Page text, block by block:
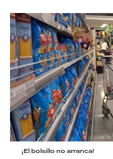
¡El bolsillo no arranca!